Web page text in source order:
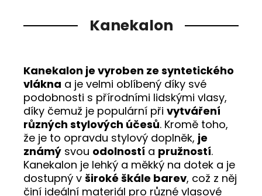
Kanekalon
Kanekalon je vyroben ze syntetického
vlákna a je velmi oblíbený díky své
podobnosti s přírodními lidskými vlasy,
díky čemuž je populární při vytváření
různých stylových účesů. Kromě toho,
že je to opravdu stylový doplněk, je
známý svou odolností a pružností.
Kanekalon je lehký a měkký na dotek a je
dostupný v široké škále barev, což z něj
činí ideální materiál pro různé vlasové